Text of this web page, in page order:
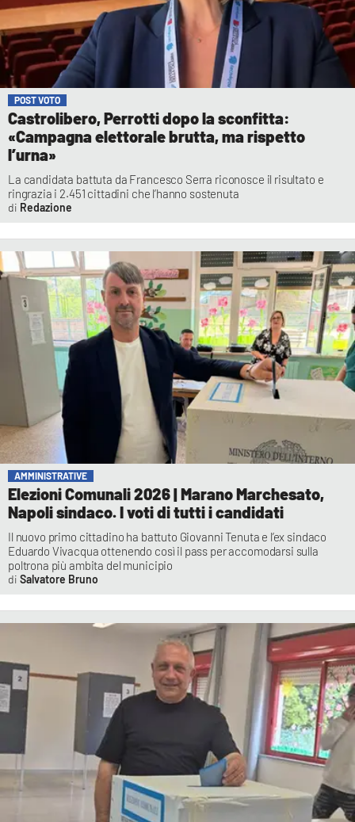
POST VOTO
Castrolibero, Perrotti dopo la sconfitta:
«Campagna elettorale brutta, ma rispetto
l’urna»
La candidata battuta da Francesco Serra riconosce il risultato e
ringrazia i 2.451 cittadini che l’hanno sostenuta
Redazione
AMMINISTRATIVE
Elezioni Comunali 2026 | Marano Marchesato,
Napoli sindaco. I voti di tutti i candidati
Il nuovo primo cittadino ha battuto Giovanni Tenuta e l’ex sindaco
Eduardo Vivacqua ottenendo così il pass per accomodarsi sulla
poltrona più ambita del municipio
Salvatore Bruno